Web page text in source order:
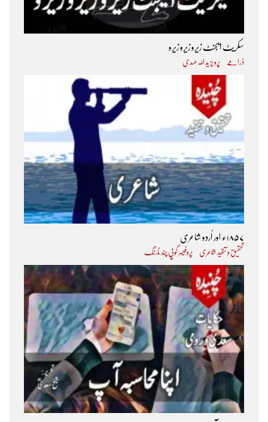
سکریٹ ایجنٹ زیرو زیرو زیرو
ڈرامے پرویز ید اللہ مہدی
۱۸۵۷ء اور اُردو شاعری
تحقیق و تنقید شاعری پروفیسر گوپی چند نارنگ